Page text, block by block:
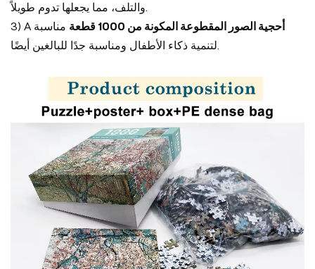
والتلف، مما يجعلها تدوم طويلاً.
3) A أحجية الصور المقطوعة المكونة من 1000 قطعة
مناسبة
لتنمية ذكاء الأطفال ومناسبة جدًا للبالغين أيضًا.